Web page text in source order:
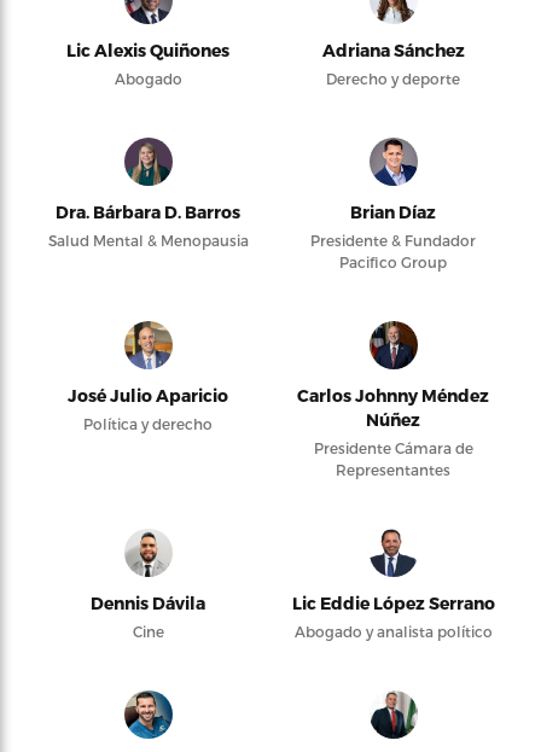
Lic Alexis Quiñones
Abogado
Adriana Sánchez
Derecho y deporte
Dra. Bárbara D. Barros
Salud Mental & Menopausia
Brian Díaz
Presidente & Fundador
Pacifico Group
José Julio Aparicio
Política y derecho
Carlos Johnny Méndez
Núñez
Presidente Cámara de
Representantes
Dennis Dávila
Cine
Lic Eddie López Serrano
Abogado y analista político